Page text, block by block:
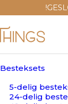
Besteksets
5-delig
24-delig